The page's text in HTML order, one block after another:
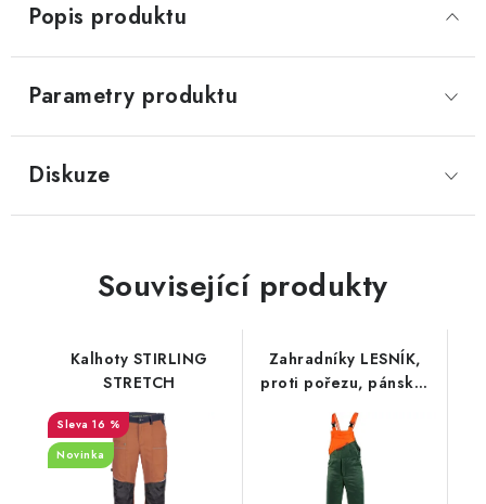
Popis produktu
Parametry produktu
Diskuze
Související produkty
Kalhoty STIRLING
STRETCH
16 %
Novinka
Zahradníky LESNÍK,
proti pořezu, pánské,
182 cm